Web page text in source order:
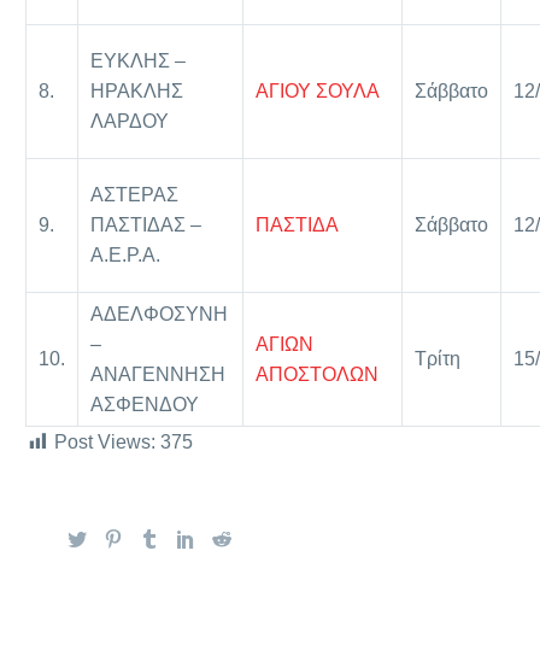
8.
ΕΥΚΛΗΣ –
ΗΡΑΚΛΗΣ
ΛΑΡΔΟΥ
ΑΓΙΟΥ ΣΟΥΛΑ Σάββατο
9.
ΑΣΤΕΡΑΣ
ΠΑΣΤΙΔΑΣ –
Α.Ε.Ρ.Α.
ΠΑΣΤΙΔΑ Σάββατο
10.
ΑΔΕΛΦΟΣΥΝΗ
–
ΑΝΑΓΕΝΝΗΣΗ
ΑΣΦΕΝΔΟΥ
ΑΓΙΩΝ
ΑΠΟΣΤΟΛΩΝ
Τρίτη
Post Views: 375